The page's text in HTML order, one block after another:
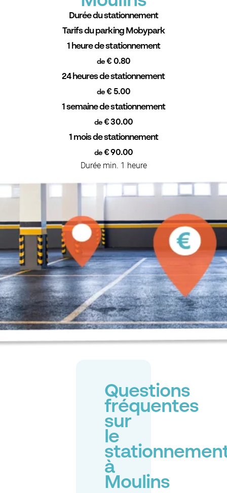
Durée du stationnement
Tarifs du parking Mobypark
1 heure de stationnement
de € 0.80
24 heures de stationnement
de € 5.00
1 semaine de stationnement
de € 30.00
1 mois de stationnement
de € 90.00
Durée min. 1 heure
Questions
fréquentes
sur
le
à
Moulins